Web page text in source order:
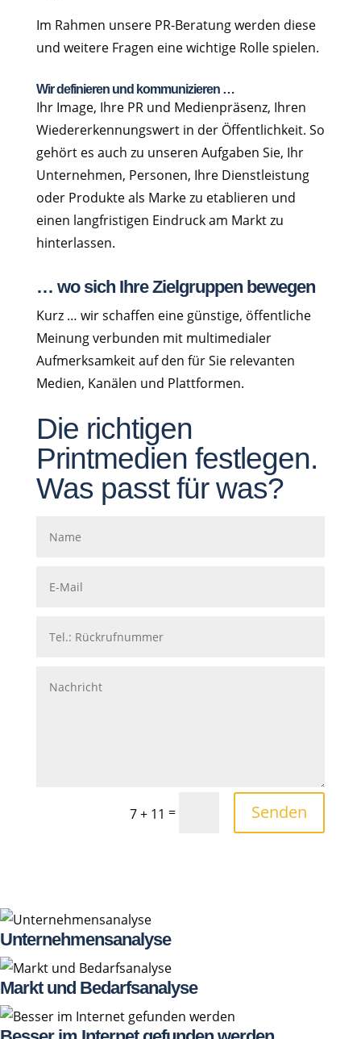
Im Rahmen unsere PR-Beratung werden diese
und weitere Fragen eine wichtige Rolle spielen.
Wir definieren und kommunizieren …
Ihr Image, Ihre PR und Medienpräsenz, Ihren
Wiedererkennungswert in der Öffentlichkeit. So
gehört es auch zu unseren Aufgaben Sie, Ihr
Unternehmen, Personen, Ihre Dienstleistung
oder Produkte als Marke zu etablieren und
einen langfristigen Eindruck am Markt zu
hinterlassen.
… wo sich Ihre Zielgruppen bewegen
Kurz … wir schaffen eine günstige, öffentliche
Meinung verbunden mit multimedialer
Aufmerksamkeit auf den für Sie relevanten
Medien, Kanälen und Plattformen.
Die richtigen
Printmedien festlegen.
Was passt für was?
7 + 11 = Senden
Unternehmensanalyse
Markt und Bedarfsanalyse